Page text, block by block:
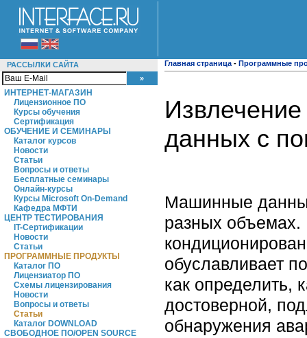
РАССЫЛКИ САЙТА
ИНТЕРНЕТ-МАГАЗИН
Лицензионное ПО
Курсы обучения
Сертификация
ОБУЧЕНИЕ И СЕМИНАРЫ
Каталог курсов
Новости
Статьи
Вопросы и ответы
Бесплатные семинары
Онлайн-курсы
Курсы Microsoft On-Demand
Кафедра МФТИ
ЦЕНТР ТЕСТИРОВАНИЯ
IT-Сертификации
Новости
Статьи
ПРОГРАММНЫЕ ПРОДУКТЫ
Каталог ПО
Лицензиатор ПО
Схемы лицензирования
Новости
Вопросы и ответы
Статьи
Каталог DOWNLOAD
СВОБОДНОЕ ПО/OPEN SOURCE
Главная страница - Программные
данных с
Машинные
разных объемах.
обуславливает
как определить,
достоверной,
обнаружения